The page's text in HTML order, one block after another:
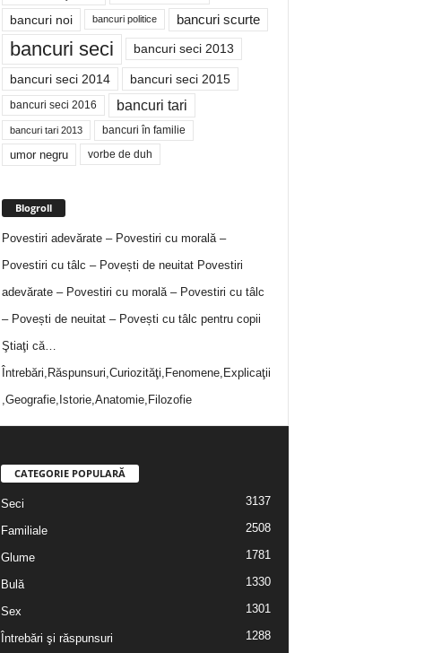
bancuri noi bancuri politice bancuri scurte
bancuri seci bancuri seci 2013
bancuri seci 2014 bancuri seci 2015
bancuri seci 2016 bancuri tari
bancuri tari 2013 bancuri în familie
umor negru vorbe de duh
Blogroll
Povestiri adevărate – Povestiri cu morală –
Povestiri cu tâlc – Povești de neuitatPovestiri
adevărate – Povestiri cu morală – Povestiri cu tâlc
– Povești de neuitat – Povești cu tâlc pentru copii
Ştiaţi că…
Întrebări,Răspunsuri,Curiozităţi,Fenomene,Explicaţii
,Geografie,Istorie,Anatomie,Filozofie
CATEGORIE POPULARĂ
Seci 3137
Familiale 2508
Glume 1781
Bulă 1330
Sex 1301
Întrebări şi răspunsuri 1288